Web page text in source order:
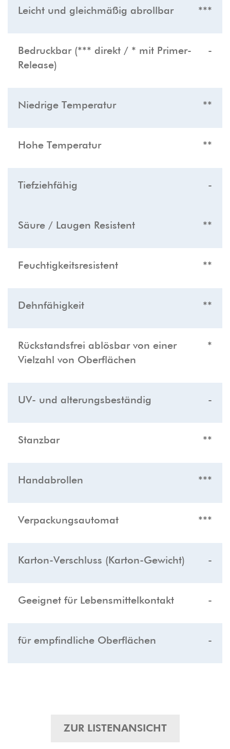
Leicht und gleichmäßig abrollbar ***
Bedruckbar (*** direkt / * mit Primer-
Release)
-
Niedrige Temperatur **
Hohe Temperatur **
Tiefziehfähig -
Säure / Laugen Resistent **
Feuchtigkeitsresistent **
Dehnfähigkeit **
Rückstandsfrei ablösbar von einer
Vielzahl von Oberflächen
*
UV- und alterungsbeständig -
Stanzbar **
Handabrollen ***
Verpackungsautomat ***
Karton-Verschluss (Karton-Gewicht) -
Geeignet für Lebensmittelkontakt -
für empfindliche Oberflächen -
ZUR LISTENANSICHT